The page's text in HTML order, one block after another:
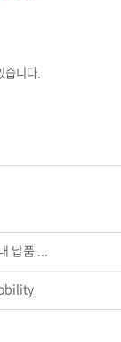
습니다.
납품 ...